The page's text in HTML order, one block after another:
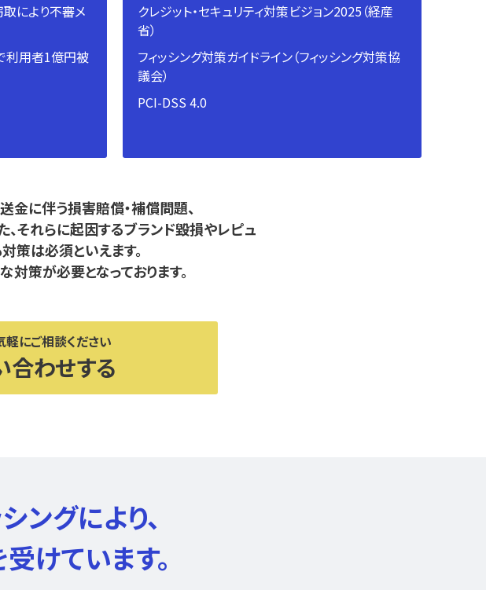
取により不審メ
利用者1億円被
クレジット・セキュリティ対策ビジョン2025（経産
省）
フィッシング対策ガイドライン（フィッシング対策協
議会）
PCI-DSS 4.0
金に伴う損害賠償・補償問題、
それらに起因するブランド毀損やレピュ
策は必須といえます。
対策が必要となっております。
にご相談ください
合わせする
ングにより、
けています。